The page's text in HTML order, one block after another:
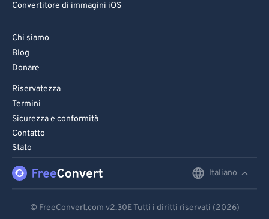
Convertitore di immagini iOS
Chi siamo
Blog
Donare
Riservatezza
Termini
Sicurezza e conformità
Contatto
Stato
Italiano
© FreeConvert.com v2.30E Tutti i diritti riservati (2026)